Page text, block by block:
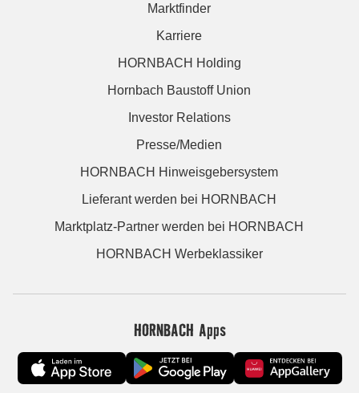
Marktfinder
Karriere
HORNBACH Holding
Hornbach Baustoff Union
Investor Relations
Presse/Medien
HORNBACH Hinweisgebersystem
Lieferant werden bei HORNBACH
Marktplatz-Partner werden bei HORNBACH
HORNBACH Werbeklassiker
HORNBACH Apps